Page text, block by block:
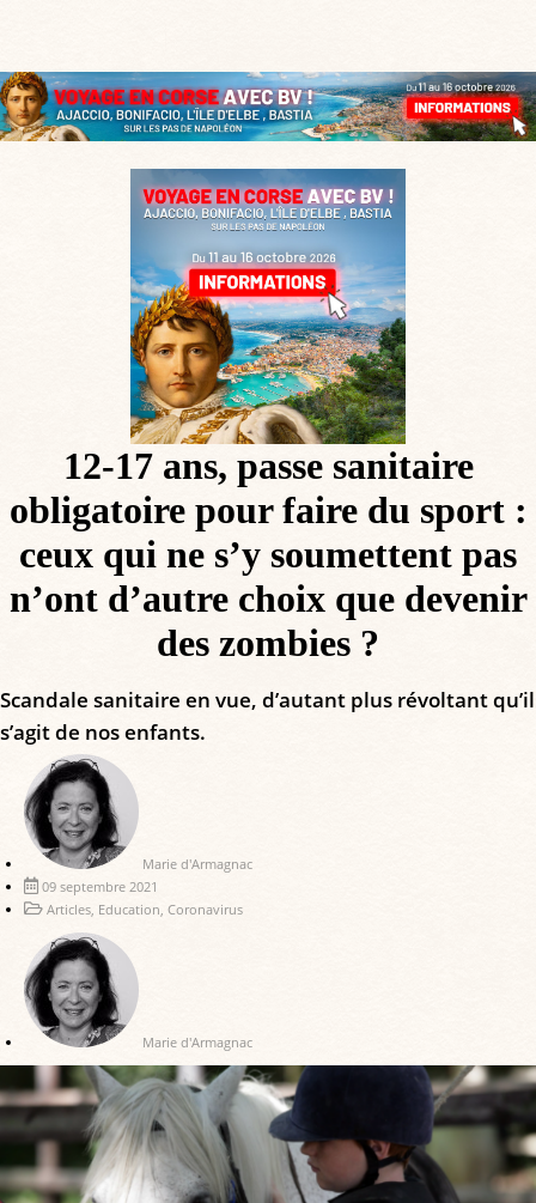
12-17 ans, passe sanitaire
obligatoire pour faire du sport :
ceux qui ne s’y soumettent pas
n’ont d’autre choix que devenir
des zombies ?
Scandale sanitaire en vue, d’autant plus révoltant qu’il
s’agit de nos enfants.
Marie d'Armagnac
09 septembre 2021
Articles Education Coronavirus
Marie d'Armagnac